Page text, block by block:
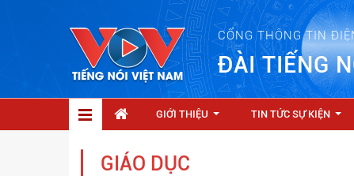
CỔNG THÔNG TIN
ĐÀI TIẾNG
GIỚI THIỆU TIN TỨC SỰ KIỆN
GIÁO DỤC